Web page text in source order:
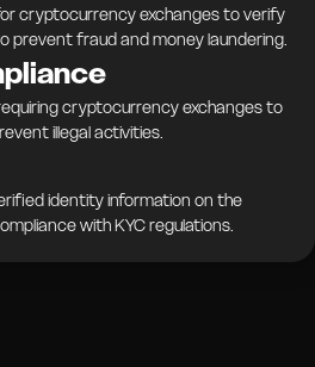
cryptocurrency exchanges to verify
prevent fraud and money laundering.
cryptocurrency exchanges to
illegal activities.
identity information on the
with KYC regulations.